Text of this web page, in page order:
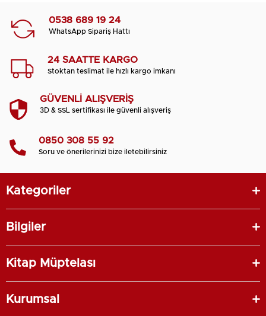
0538 689 19 24
WhatsApp Sipariş Hattı
24 SAATTE KARGO
Stoktan teslimat ile hızlı kargo imkanı
GÜVENLİ ALIŞVERİŞ
3D & SSL sertifikası ile güvenli alışveriş
0850 308 55 92
Soru ve önerilerinizi bize iletebilirsiniz
Kategoriler
Bilgiler
Kitap Müptelası
Kurumsal